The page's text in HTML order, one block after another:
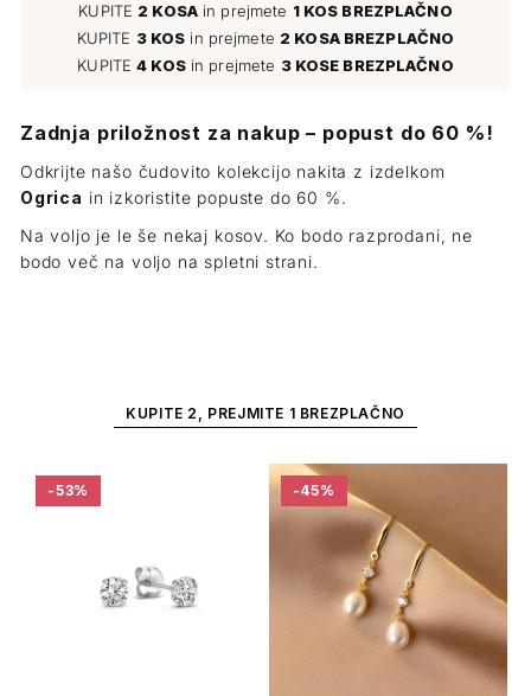
KUPITE 2 KOSAin prejmete 1 KOS BREZPLAČNO
KUPITE 3 KOS in prejmete 2 KOSA BREZPLAČNO
KUPITE4 KOSin prejmete 3 KOSE BREZPLAČNO
Zadnja priložnost za nakup – popust do 60 %!
Odkrijte našo čudovito kolekcijo nakita z izdelkom
Ogrica in izkoristite popuste do 60 %.
Na voljo je le še nekaj kosov. Ko bodo razprodani, ne
bodo več na voljo na spletni strani.
KUPITE 2, PREJMITE 1 BREZPLAČNO
-53% -45%